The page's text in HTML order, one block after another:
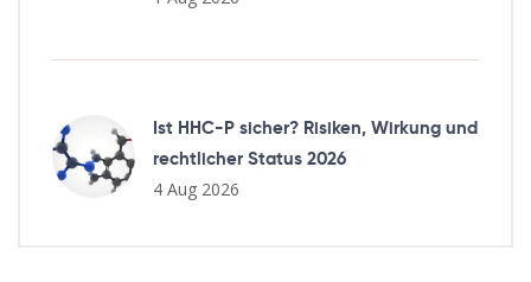
Ist HHC-P sicher? Risiken, Wirkung und
rechtlicher Status 2026
4 Aug 2026